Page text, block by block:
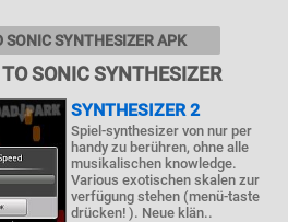
SONIC SYNTHESIZER APK
SONIC SYNTHESIZER
SYNTHESIZER 2
Spiel-synthesizer von nur per
handy zu berühren, ohne alle
musikalischen knowledge.
Various exotischen skalen zur
verfügung stehen (menü-taste
drücken! ). Neue klän..